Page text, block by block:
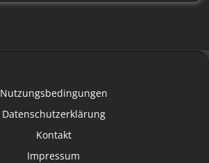
Nutzungsbedingungen
Datenschutzerklärung
Kontakt
Impressum